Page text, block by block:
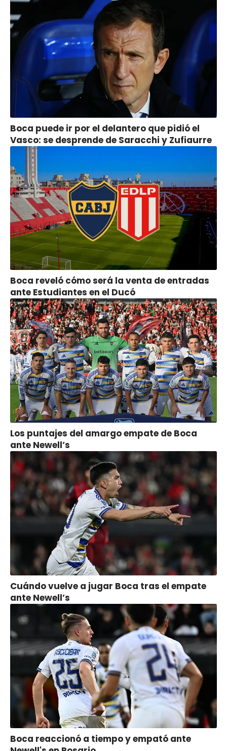
Boca puede ir por el delantero que pidió el
Vasco: se desprende de Saracchi y Zufiaurre
Boca reveló cómo será la venta de entradas
ante Estudiantes en el Ducó
Los puntajes del amargo empate de Boca
ante Newell’s
Cuándo vuelve a jugar Boca tras el empate
ante Newell’s
Boca reaccionó a tiempo y empató ante